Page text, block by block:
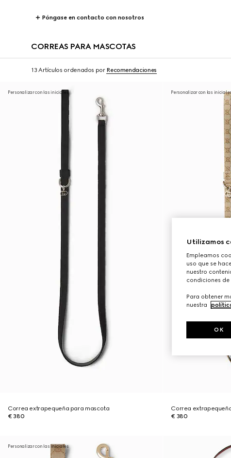
Póngase en contacto con nosotros
CORREAS PARA MASCOTAS
13 Artículos ordenados por Recomendaciones
Personalizar con las iniciales
Correa extrapequeña para mascota
€ 380
Personalizar con las
Correa
€ 380
Personalizar con las iniciales
Utilizamos
Empleamos
uso que se
nuestro
condiciones de
Para obtener
nuestra
OK